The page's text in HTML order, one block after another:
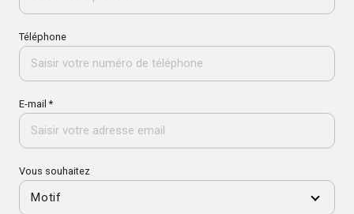
Téléphone
E-mail *
Vous souhaitez
Motif